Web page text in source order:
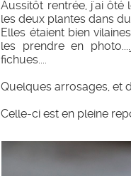
Aussitôt rentrée, j'ai ôté
les deux plantes dans
Elles étaient bien
les prendre en
fichues....
Quelques arrosages, et
Celle-ci est en pleine